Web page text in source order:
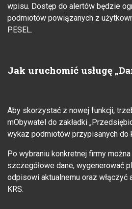
wpisu. Dostęp do alertów będzie
podmiotów powiązanych z
PESEL.
Jak uruchomić usługę
Aby skorzystać z nowej funkcji,
mObywatel do zakładki
wykaz podmiotów przypisanych do
Po wybraniu konkretnej firmy
szczegółowe dane, wygenerować
odpisowi aktualnemu oraz włączyć
KRS.